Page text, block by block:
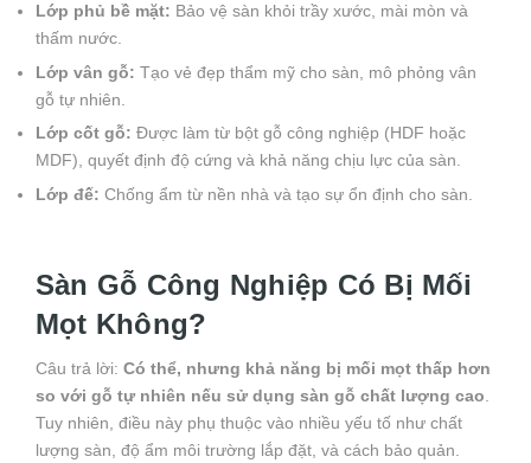
Lớp phủ bề mặt: Bảo vệ sàn khỏi trầy xước, mài mòn và
thấm nước.
Lớp vân gỗ: Tạo vẻ đẹp thẩm mỹ cho sàn, mô phỏng vân
gỗ tự nhiên.
Lớp cốt gỗ: Được làm từ bột gỗ công nghiệp (HDF hoặc
MDF), quyết định độ cứng và khả năng chịu lực của sàn.
Lớp đế: Chống ẩm từ nền nhà và tạo sự ổn định cho sàn.
Sàn Gỗ Công Nghiệp Có Bị Mối
Mọt Không?
Câu trả lời: Có thể, nhưng khả năng bị mối mọt thấp hơn
so với gỗ tự nhiên nếu sử dụng sàn gỗ chất lượng cao
Tuy nhiên, điều này phụ thuộc vào nhiều yếu tố như chất
lượng sàn, độ ẩm môi trường lắp đặt, và cách bảo quản.